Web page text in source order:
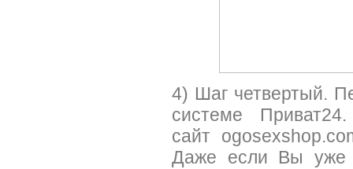
4) Шаг четвертый.
системе
сайт
Даже если Вы уже